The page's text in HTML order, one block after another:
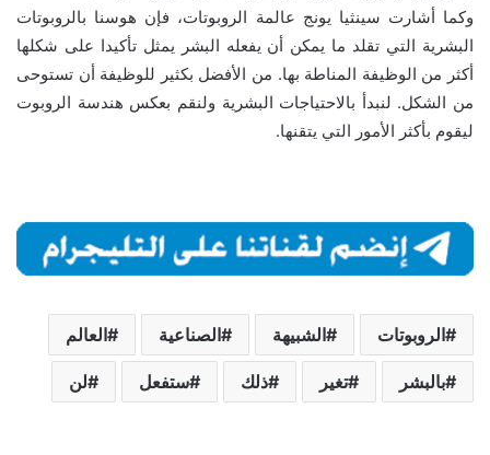
وكما أشارت سينثيا يونج عالمة الروبوتات، فإن هوسنا بالروبوتات
البشرية التي تقلد ما يمكن أن يفعله البشر يمثل تأكيدا على شكلها
أكثر من الوظيفة المناطة بها. من الأفضل بكثير للوظيفة أن تستوحى
من الشكل. لنبدأ بالاحتياجات البشرية ولنقم بعكس هندسة الروبوت
ليقوم بأكثر الأمور التي يتقنها.
الروبوتات الشبيهة الصناعية العالم
بالبشر تغير ذلك ستفعل لن